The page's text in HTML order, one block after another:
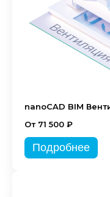
nanoCAD BIM
От 71 500 ₽
Подробнее